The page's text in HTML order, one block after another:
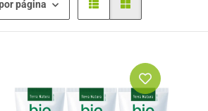
página